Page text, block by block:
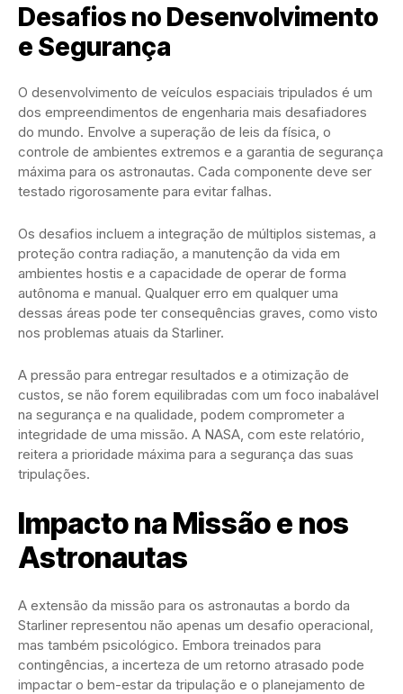
Desafios no Desenvolvimento
e Segurança
O desenvolvimento de veículos espaciais tripulados é um
dos empreendimentos de engenharia mais desafiadores
do mundo. Envolve a superação de leis da física, o
controle de ambientes extremos e a garantia de segurança
máxima para os astronautas. Cada componente deve ser
testado rigorosamente para evitar falhas.
Os desafios incluem a integração de múltiplos sistemas, a
proteção contra radiação, a manutenção da vida em
ambientes hostis e a capacidade de operar de forma
autônoma e manual. Qualquer erro em qualquer uma
dessas áreas pode ter consequências graves, como visto
nos problemas atuais da Starliner.
A pressão para entregar resultados e a otimização de
custos, se não forem equilibradas com um foco inabalável
na segurança e na qualidade, podem comprometer a
integridade de uma missão. A NASA, com este relatório,
reitera a prioridade máxima para a segurança das suas
tripulações.
Impacto na Missão e nos
Astronautas
A extensão da missão para os astronautas a bordo da
Starliner representou não apenas um desafio operacional,
mas também psicológico. Embora treinados para
contingências, a incerteza de um retorno atrasado pode
impactar o bem-estar da tripulação e o planejamento de